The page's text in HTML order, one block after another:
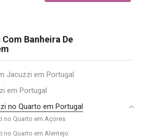
Banheira De
Jacuzzi em Portugal
em Portugal
no Quarto em Portugal
no Quarto em Açores
no Quarto em Alentejo